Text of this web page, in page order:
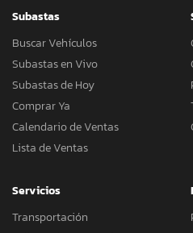
Subastas
Buscar Vehículos
Subastas en Vivo
Subastas de Hoy
Comprar Ya
Calendario de Ventas
Lista de Ventas
Servicios
Transportación